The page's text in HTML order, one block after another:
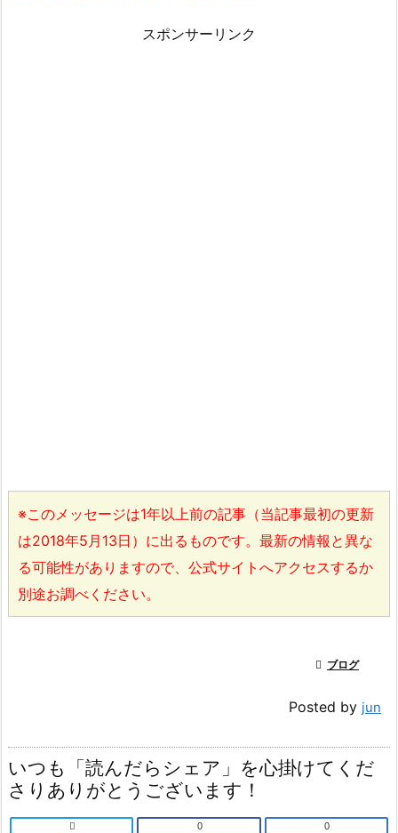
スポンサーリンク
※このメッセージは1年以上前の記事（当記事最初の更新
は2018年5月13日）に出るものです。最新の情報と異な
る可能性がありますので、公式サイトへアクセスするか
別途お調べください。
 ブログ
Posted by jun
いつも「読んだらシェア」を心掛けてくだ
さりありがとうございます！
 0 0